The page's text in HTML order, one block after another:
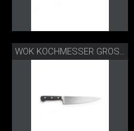
WOK KOCHMESSER GROSS